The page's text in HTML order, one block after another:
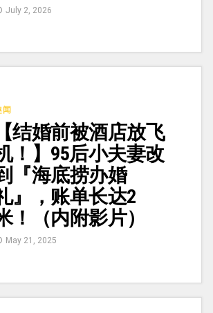
July 2, 2026
闻
【结婚前被酒店放飞
！】95后小夫妻改
『海底捞办婚
』，账单长达2
！（内附影片）
May 21, 2025